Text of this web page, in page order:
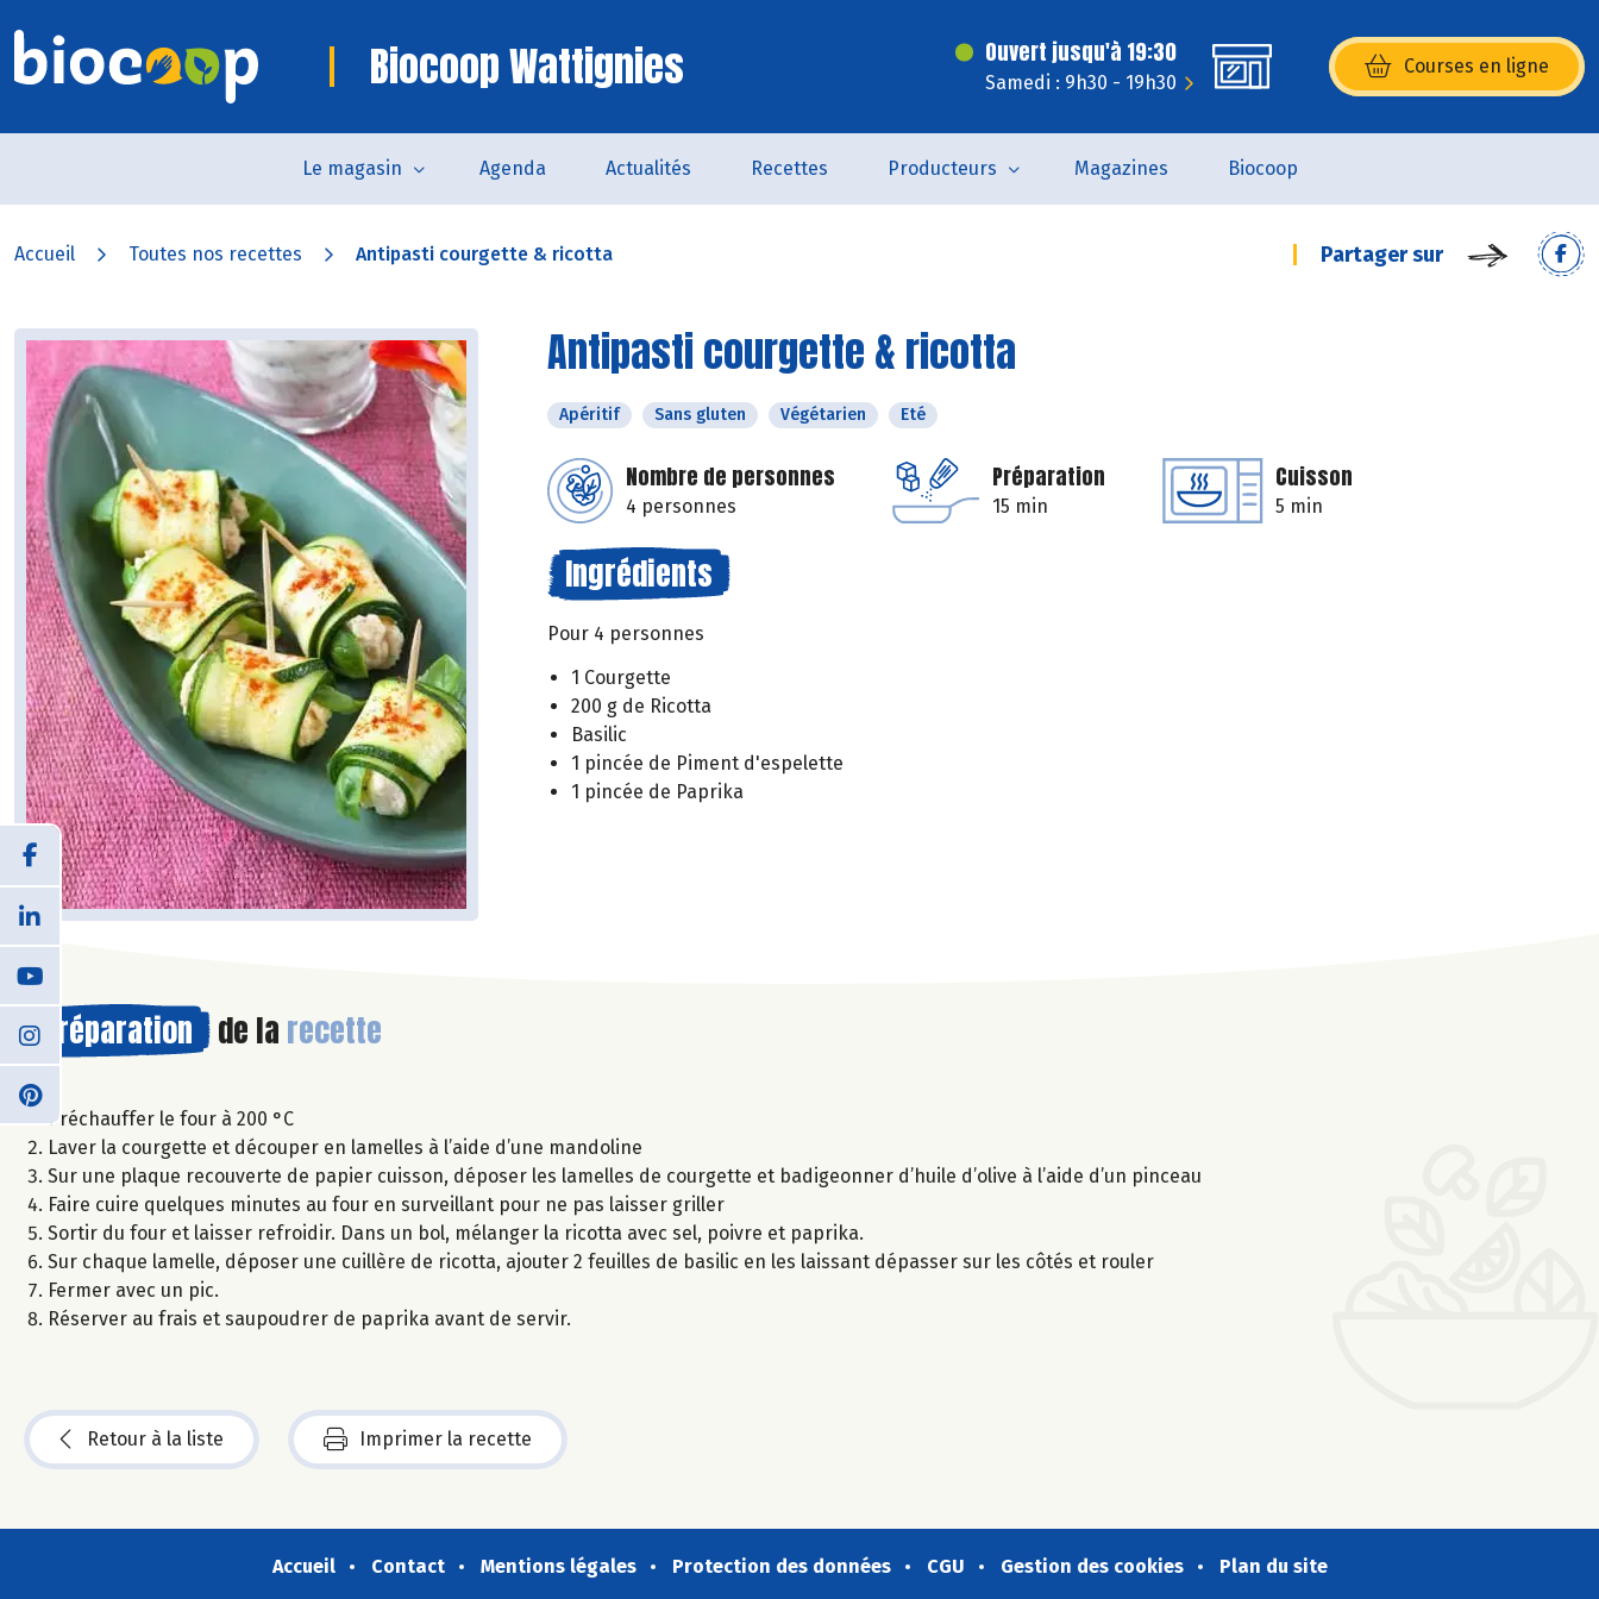
Biocoop Wattignies Ouvert jusqu'à 19:30
Samedi : 9h30 - 19h30
Courses en ligne
(s’ouvre dans une nouvelle
Le magasin Agenda Actualités Recettes Producteurs Magazines Biocoop
Accueil Toutes nos recettes Antipasti courgette & ricotta Partager sur
Antipasti courgette & ricotta
Apéritif Sans gluten Végétarien Eté
Nombre de personnes
4 personnes
Préparation
15 min
Cuisson
5 min
Ingrédients
Pour 4 personnes
1 Courgette
200 g de Ricotta
Basilic
1 pincée de Piment d'espelette
1 pincée de Paprika
Préparation de la recette
Préchauffer le four à 200 °C
Laver la courgette et découper en lamelles à l’aide d’une mandoline
Sur une plaque recouverte de papier cuisson, déposer les lamelles de courgette et badigeonner d’huile d’olive à l’aide d’un pinceau
Faire cuire quelques minutes au four en surveillant pour ne pas laisser griller
Sortir du four et laisser refroidir. Dans un bol, mélanger la ricotta avec sel, poivre et paprika.
Sur chaque lamelle, déposer une cuillère de ricotta, ajouter 2 feuilles de basilic en les laissant dépasser sur les côtés et rouler
Fermer avec un pic.
Réserver au frais et saupoudrer de paprika avant de servir.
Retour à la liste Imprimer la recette
Accueil Contact Mentions légales Protection des données CGU Gestion des cookies Plan du site